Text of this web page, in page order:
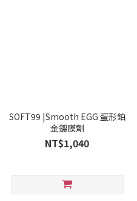
SOFT99 |Smooth EGG 蛋形鉑
金鍍膜劑
NT$1,040